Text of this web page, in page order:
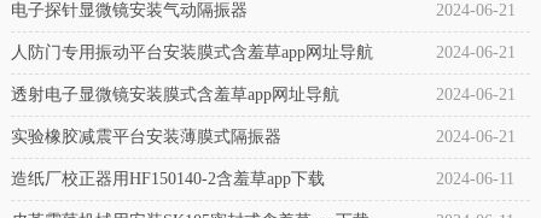
载，
纠
气
囊
囊
(冲
床
设
备
电子探针显微镜安装气动隔振器 2024-06-21
人防门专用振动平台安装膜式含羞草app网址导航 2024-06-21
透射电子显微镜安装膜式含羞草app网址导航 2024-06-21
实验橡胶减震平台安装薄膜式隔振器 2024-06-21
造纸厂校正器用HF150140-2含羞草app下载 2024-06-11